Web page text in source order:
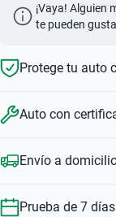
¡Vaya! Alguien
te pueden
Protege tu auto
Auto con
Envío a
Prueba de 7